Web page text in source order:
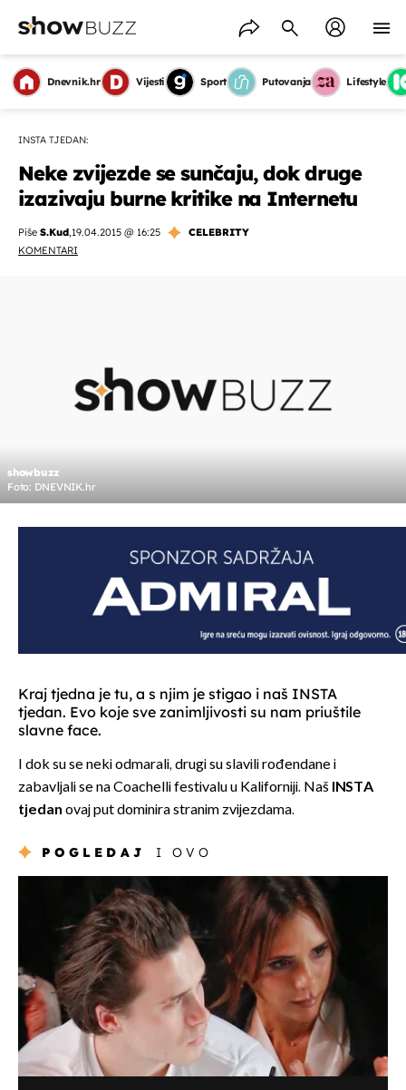
Dnevnik.hr Vijesti Sport Putovanja Lifestyle
INSTA TJEDAN:
Neke zvijezde se sunčaju, dok druge
izazivaju burne kritike na Internetu
Piše S.Kud,19.04.2015 @ 16:25
CELEBRITY
KOMENTARI
showbuzz
Foto: DNEVNIK.hr
Kraj tjedna je tu, a s njim je stigao i naš INSTA
tjedan. Evo koje sve zanimljivosti su nam priuštile
slavne face.
I dok su se neki odmarali, drugi su slavili rođendane i
zabavljali se na Coachelli festivalu u Kaliforniji. Naš INSTA
tjedan ovaj put dominira stranim zvijezdama.
POGLEDAJ I OVO